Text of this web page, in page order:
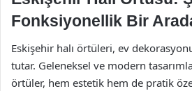
Fonksiyonellik Bir
Eskişehir halı örtüleri, ev
tutar. Geleneksel ve modern
örtüler, hem estetik hem de pratik